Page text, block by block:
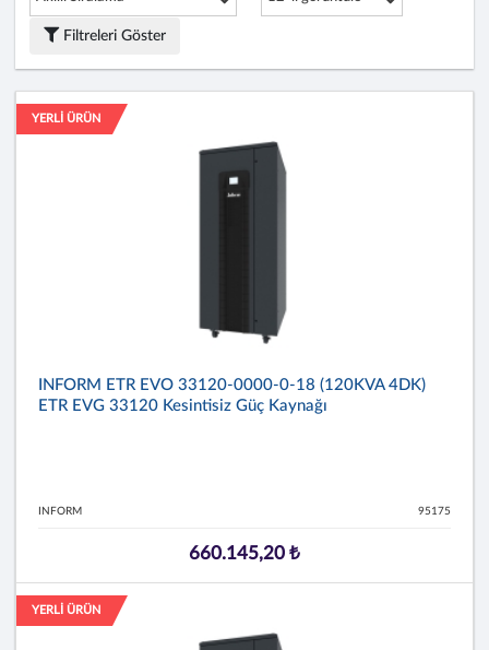
Filtreleri Göster
YERLİ ÜRÜN
INFORM ETR EVO 33120-0000-0-18 (120KVA 4DK)
ETR EVG 33120 Kesintisiz Güç Kaynağı
INFORM 95175
660.145,20 ₺
YERLİ ÜRÜN